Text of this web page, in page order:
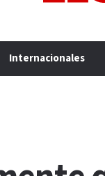
Internacionales